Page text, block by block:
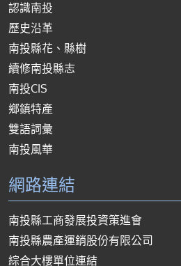
認識南投
歷史沿革
南投縣花、縣樹
續修南投縣志
南投CIS
鄉鎮特產
雙語詞彙
南投風華
網路連結
南投縣工商發展投資策進會
南投縣農產運銷股份有限公司
綜合大樓單位連結